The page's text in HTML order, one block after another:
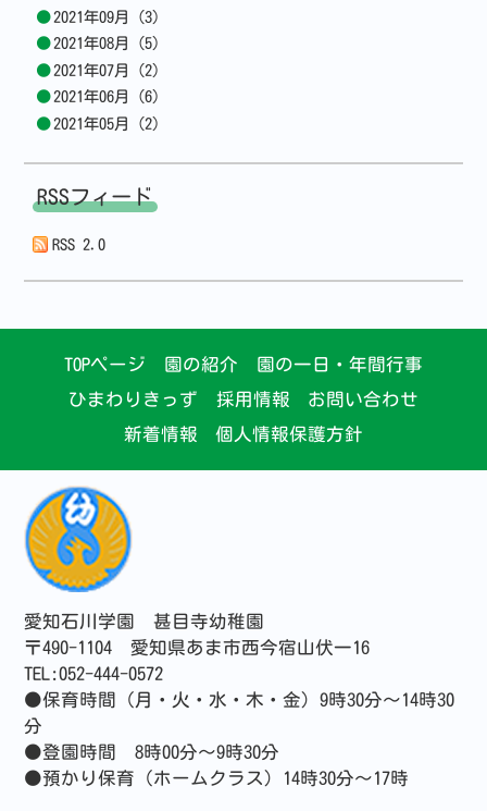
2021年09月 (3)
2021年08月 (5)
2021年07月 (2)
2021年06月 (6)
2021年05月 (2)
RSSフィード
RSS 2.0
TOPページ 園の紹介
園の一日・年間行事
ひまわりきっず
採用情報
お問い合わせ
新着情報
個人情報保護方針
愛知石川学園 甚目寺幼稚園
〒490-1104 愛知県あま市西今宿山伏一16
TEL:052-444-0572
●保育時間（月・火・水・木・金）9時30分～14時30
分
●登園時間 8時00分～9時30分
●預かり保育（ホームクラス）14時30分～17時